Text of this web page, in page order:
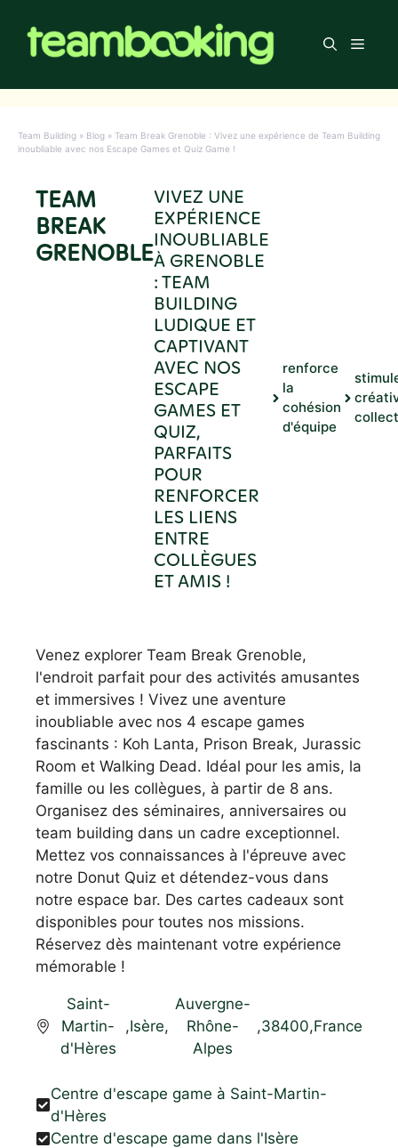
contenu
Menu
Team Building » Blog » Team Break Grenoble : Vivez une expérience de Team Building
inoubliable avec nos Escape Games et Quiz Game !
TEAM
BREAK
GRENOBLE
VIVEZ UNE
EXPÉRIENCE
INOUBLIABLE
À GRENOBLE
: TEAM
BUILDING
LUDIQUE ET
CAPTIVANT
AVEC NOS
ESCAPE
GAMES ET
QUIZ,
PARFAITS
POUR
RENFORCER
LES LIENS
ENTRE
COLLÈGUES
ET AMIS !
renforce
la
cohésion
d'équipe
Venez explorer Team Break Grenoble,
l'endroit parfait pour des activités amusantes
et immersives ! Vivez une aventure
inoubliable avec nos 4 escape games
fascinants : Koh Lanta, Prison Break, Jurassic
Room et Walking Dead. Idéal pour les amis, la
famille ou les collègues, à partir de 8 ans.
Organisez des séminaires, anniversaires ou
team building dans un cadre exceptionnel.
Mettez vos connaissances à l'épreuve avec
notre Donut Quiz et détendez-vous dans
notre espace bar. Des cartes cadeaux sont
disponibles pour toutes nos missions.
Réservez dès maintenant votre expérience
mémorable !
Saint-
Martin-
d'Hères
,Isère,
Auvergne-
Rhône-
Alpes
,38400,France
Centre d'escape game à Saint-Martin-
d'Hères
Centre d'escape game dans l'Isère